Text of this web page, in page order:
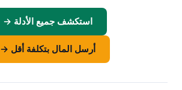
استكشف جميع الأدلة →
أرسل المال بتكلفة أقل →